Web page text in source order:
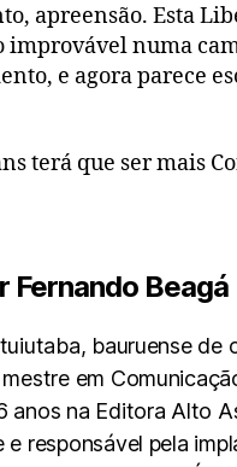
apreensão. Esta
improvável numa
e agora parece
terá que ser mais
Fernando Beagá
bauruense de
em
anos na Editora Alto
e responsável pela